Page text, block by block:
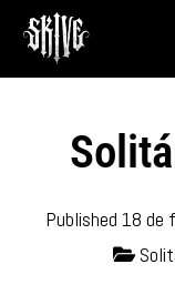
Published 18 de